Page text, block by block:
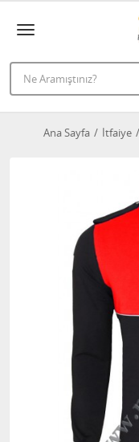
Ana Sayfa İtfaiye